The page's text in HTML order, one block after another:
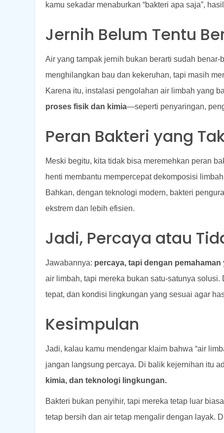
kamu sekadar menaburkan “bakteri apa saja”,
Jernih Belum Tentu
Air yang tampak jernih bukan berarti sudah
menghilangkan bau dan kekeruhan, tapi masih
Karena itu, instalasi pengolahan air limbah yang
proses fisik dan kimia—seperti penyaringan,
Peran Bakteri yang
Meski begitu, kita tidak bisa meremehkan peran
henti membantu mempercepat dekomposisi
Bahkan, dengan teknologi modern, bakteri
ekstrem dan lebih efisien.
Jadi, Percaya atau
Jawabannya: percaya, tapi dengan pemahaman
air limbah, tapi mereka bukan satu-satunya
tepat, dan kondisi lingkungan yang sesuai agar
Kesimpulan
Jadi, kalau kamu mendengar klaim bahwa “air
jangan langsung percaya. Di balik kejernihan itu
kimia, dan teknologi lingkungan.
Bakteri bukan penyihir, tapi mereka tetap luar
tetap bersih dan air tetap mengalir dengan layak.